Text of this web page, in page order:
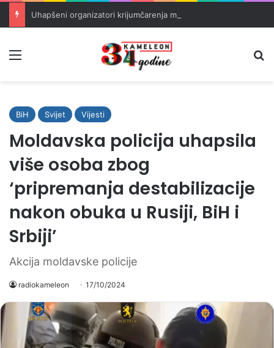
BiH Svijet Vijesti
Moldavska policija uhapsila
više osoba zbog
‘pripremanja destabilizacije
nakon obuka u Rusiji, BiH i
Srbiji’
Akcija moldavske policije
radiokameleon 17/10/2024